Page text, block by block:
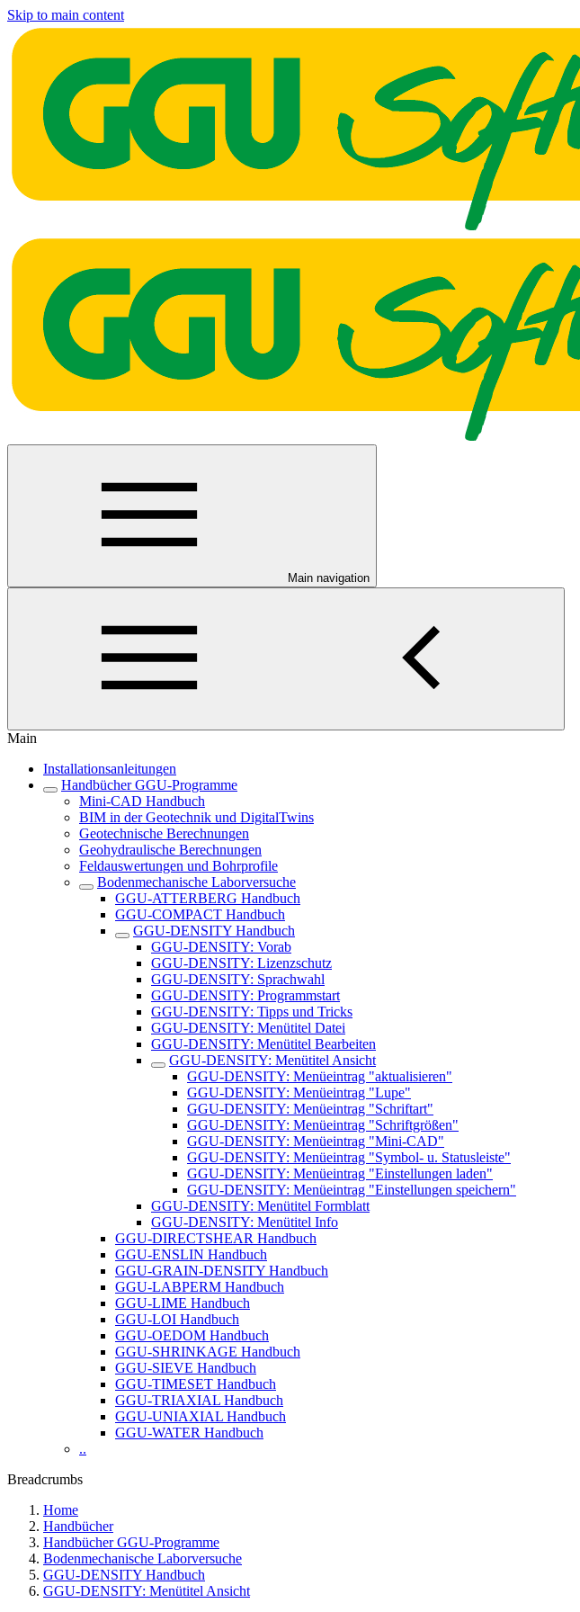
Skip to main content
Main navigation
Main
Installationsanleitungen
Handbücher GGU-Programme
Mini-CAD Handbuch
BIM in der Geotechnik und DigitalTwins
Geotechnische Berechnungen
Geohydraulische Berechnungen
Feldauswertungen und Bohrprofile
Bodenmechanische Laborversuche
GGU-ATTERBERG Handbuch
GGU-COMPACT Handbuch
GGU-DENSITY Handbuch
GGU-DENSITY: Vorab
GGU-DENSITY: Lizenzschutz
GGU-DENSITY: Sprachwahl
GGU-DENSITY: Programmstart
GGU-DENSITY: Tipps und Tricks
GGU-DENSITY: Menütitel Datei
GGU-DENSITY: Menütitel Bearbeiten
GGU-DENSITY: Menütitel Ansicht
GGU-DENSITY: Menüeintrag "aktualisieren"
GGU-DENSITY: Menüeintrag "Lupe"
GGU-DENSITY: Menüeintrag "Schriftart"
GGU-DENSITY: Menüeintrag "Schriftgrößen"
GGU-DENSITY: Menüeintrag "Mini-CAD"
GGU-DENSITY: Menüeintrag "Symbol- u. Statusleiste"
GGU-DENSITY: Menüeintrag "Einstellungen laden"
GGU-DENSITY: Menüeintrag "Einstellungen speichern"
GGU-DENSITY: Menütitel Formblatt
GGU-DENSITY: Menütitel Info
GGU-DIRECTSHEAR Handbuch
GGU-ENSLIN Handbuch
GGU-GRAIN-DENSITY Handbuch
GGU-LABPERM Handbuch
GGU-LIME Handbuch
GGU-LOI Handbuch
GGU-OEDOM Handbuch
GGU-SHRINKAGE Handbuch
GGU-SIEVE Handbuch
GGU-TIMESET Handbuch
GGU-TRIAXIAL Handbuch
GGU-UNIAXIAL Handbuch
GGU-WATER Handbuch
..
Breadcrumbs
Home
Handbücher
Handbücher GGU-Programme
Bodenmechanische Laborversuche
GGU-DENSITY Handbuch
GGU-DENSITY: Menütitel Ansicht